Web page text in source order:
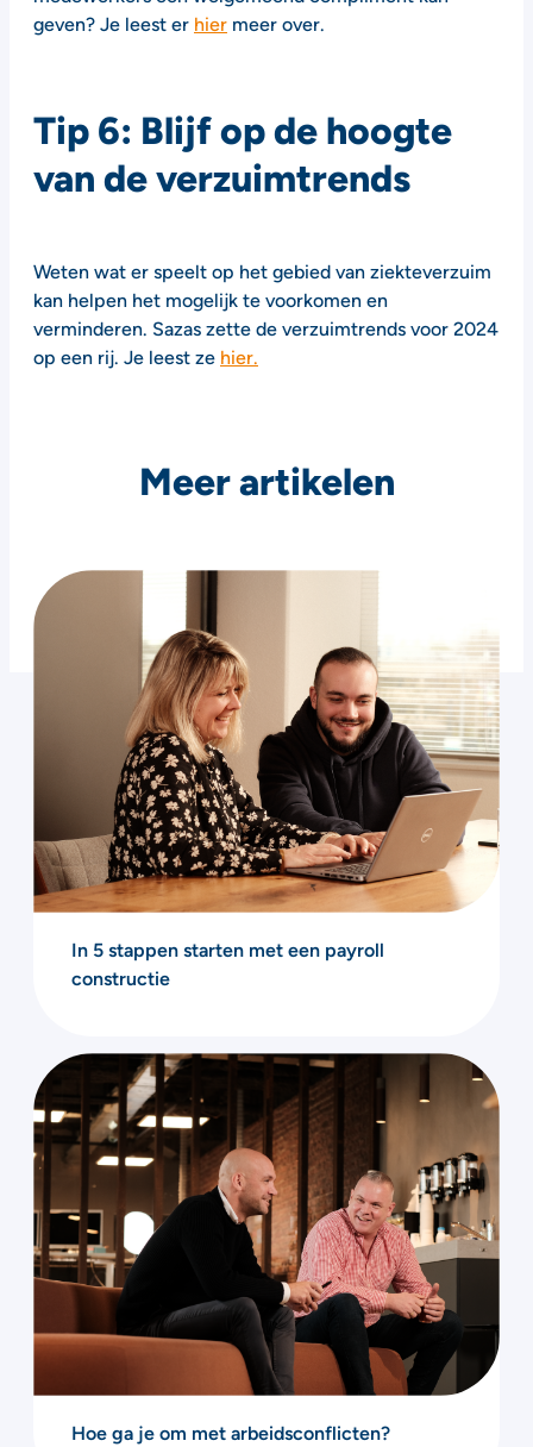
geven? Je leest er hier meer over.
Tip 6: Blijf op de hoogte
van de verzuimtrends
Weten wat er speelt op het gebied van ziekteverzuim
kan helpen het mogelijk te voorkomen en
verminderen. Sazas zette de verzuimtrends voor 2024
op een rij. Je leest ze hier.
Meer artikelen
In 5 stappen starten met een payroll
constructie
Hoe ga je om met arbeidsconflicten?